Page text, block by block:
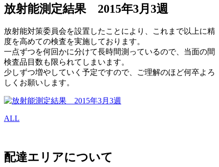
放射能測定結果 2015年3月3週
放射能対策委員会を設置したことにより、これまで以上に精
度を高めての検査を実施しております。
一点ずつを何回かに分けて長時間測っているので、当面の間
検査品目数も限られてしまいます。
少しずつ増やしていく予定ですので、ご理解のほど何卒よろ
しくお願いします。
ALL
配達エリアについて